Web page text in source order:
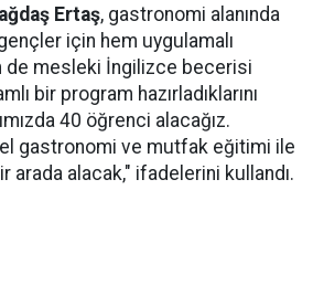
Ertaş, gastronomi alanında
için hem uygulamalı
mesleki İngilizce becerisi
bir program hazırladıklarını
40 öğrenci alacağız.
gastronomi ve mutfak eğitimi ile
arada alacak," ifadelerini kullandı.